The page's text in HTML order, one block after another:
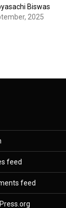
Biswas
2025
feed
feed